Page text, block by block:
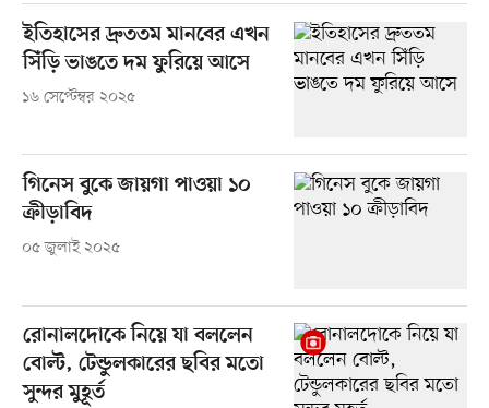
ইতিহাসের দ্রুততম মানবের এখন
সিঁড়ি ভাঙতে দম ফুরিয়ে আসে
১৬ সেপ্টেম্বর ২০২৫
গিনেস বুকে জায়গা পাওয়া ১০
ক্রীড়াবিদ
০৫ জুলাই ২০২৫
রোনালদোকে নিয়ে যা বললেন
বোল্ট, টেন্ডুলকারের ছবির মতো
সুন্দর মুহূর্ত